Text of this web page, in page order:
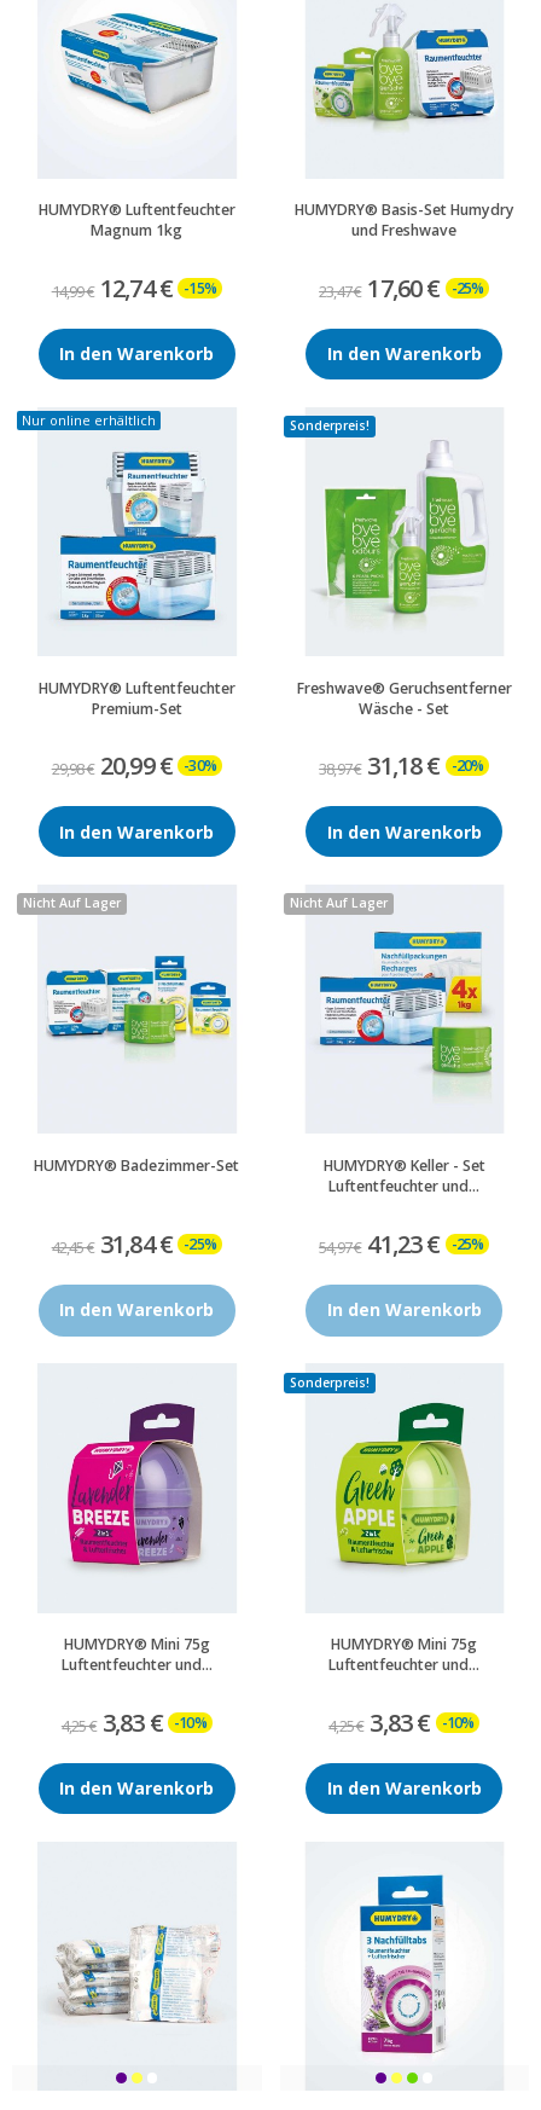
HUMYDRY® Luftentfeuchter
Magnum 1kg
14,99 € 12,74 € -15%
In den Warenkorb
HUMYDRY® Basis-Set Humydry
und Freshwave
23,47 € 17,60 € -25%
In den Warenkorb
Nur online erhältlich
HUMYDRY® Luftentfeuchter
Premium-Set
29,98 € 20,99 € -30%
In den Warenkorb
Sonderpreis!
Freshwave® Geruchsentferner
Wäsche - Set
38,97 € 31,18 € -20%
In den Warenkorb
Nicht Auf Lager
HUMYDRY® Badezimmer-Set
42,45 € 31,84 € -25%
In den Warenkorb
Nicht Auf Lager
HUMYDRY® Keller - Set
Luftentfeuchter und...
54,97 € 41,23 € -25%
In den Warenkorb
HUMYDRY® Mini 75g
Luftentfeuchter und...
4,25 € 3,83 € -10%
In den Warenkorb
Sonderpreis!
HUMYDRY® Mini 75g
Luftentfeuchter und...
4,25 € 3,83 € -10%
In den Warenkorb